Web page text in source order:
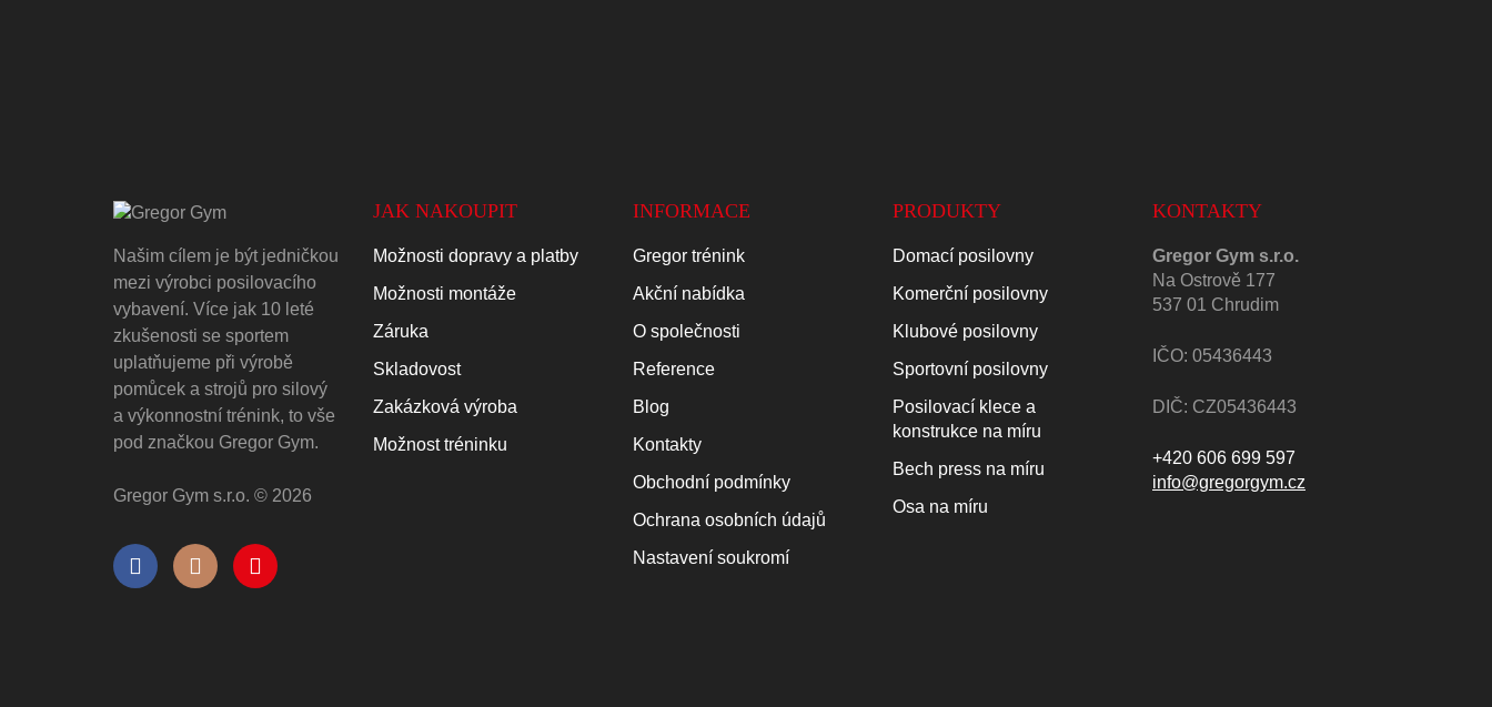
Našim cílem je být jedničkou
mezi výrobci posilovacího
vybavení. Více jak 10 leté
zkušenosti se sportem
uplatňujeme při výrobě
pomůcek a strojů pro silový
a výkonnostní trénink, to vše
pod značkou Gregor Gym.
Gregor Gym s.r.o. © 2026
JAK NAKOUPIT
Možnosti dopravy a platby
Možnosti montáže
Záruka
Skladovost
Zakázková výroba
Možnost tréninku
INFORMACE
Gregor trénink
Akční nabídka
O společnosti
Reference
Blog
Kontakty
Obchodní podmínky
Ochrana osobních údajů
Nastavení soukromí
PRODUKTY
Domací posilovny
Komerční posilovny
Klubové posilovny
Sportovní posilovny
Posilovací klece a
konstrukce na míru
Bech press na míru
Osa na míru
KONTAKTY
Gregor Gym s.r.o.
Na Ostrově 177
537 01 Chrudim
IČO: 05436443
DIČ: CZ05436443
+420 606 699 597
info@gregorgym.cz